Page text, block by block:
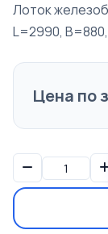
Лоток
L=2990,
Цена по